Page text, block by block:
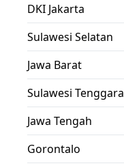
DKI Jakarta
Sulawesi Selatan
Jawa Barat
Sulawesi Tenggara
Jawa Tengah
Gorontalo